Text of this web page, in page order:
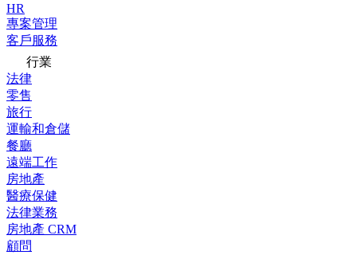
HR
專案管理
客戶服務
行業
法律
零售
旅行
運輸和倉儲
餐廳
遠端工作
房地產
醫療保健
法律業務
房地產 CRM
顧問